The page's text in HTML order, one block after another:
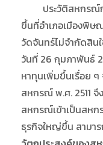
ประวัติสหกรณ์ก
ขึ้นที่อำเภอเมืองพิ
วัดจันทร์ไม่จำกัดสิน
วันที่ 26 กุมภาพันธ์
หาทุนเพิ่มขึ้นเรื่อย
สหกรณ์ พ.ศ. 2511
สหกรณ์เข้าเป็นสหก
ธุรกิจใหญ่ขึ้น สามา